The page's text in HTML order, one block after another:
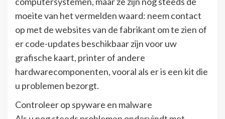
moeite van het vermelden waard: neem contact
op met de websites van de fabrikant om te zien of
er code-updates beschikbaar zijn voor uw
grafische kaart, printer of andere
hardwarecomponenten, vooral als er is een kit die
u problemen bezorgt.
Controleer op spyware en malware